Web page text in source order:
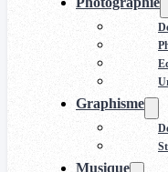
Graphisme
Musique